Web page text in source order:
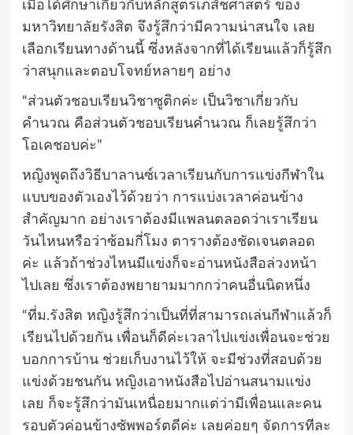
เมื่อได้ศึกษาเกี่ยวกับหลักสูตรเภสัชศาสตร์ ของ
มหาวิทยาลัยรังสิต จึงรู้สึกว่ามีความน่าสนใจ เลย
เลือกเรียนทางด้านนี้ ซึ่งหลังจากที่ได้เรียนแล้วก็รู้สึก
ว่าสนุกและตอบโจทย์หลายๆ อย่าง
“ส่วนตัวชอบเรียนวิชาซูติกค่ะ เป็นวิชาเกี่ยวกับ
คำนวณ คือส่วนตัวชอบเรียนคำนวณ ก็เลยรู้สึกว่า
โอเคชอบค่ะ”
หญิงพูดถึงวิธีบาลานซ์เวลาเรียนกับการแข่งกีฬาใน
แบบของตัวเองไว้ด้วยว่า การแบ่งเวลาค่อนข้าง
สำคัญมาก อย่างเราต้องมีแพลนตลอดว่าเราเรียน
วันไหนหรือว่าซ้อมกี่โมง ตารางต้องชัดเจนตลอด
ค่ะ แล้วถ้าช่วงไหนมีแข่งก็จะอ่านหนังสือล่วงหน้า
ไปเลย ซึ่งเราต้องพยายามมากกว่าคนอื่นนิดหนึ่ง
“ที่ม.รังสิต หญิงรู้สึกว่าเป็นที่ที่สามารถเล่นกีฬาแล้วก็
เรียนไปด้วยกัน เพื่อนก็ดีค่ะเวลาไปแข่งเพื่อนจะช่วย
บอกการบ้าน ช่วยเก็บงานไว้ให้ จะมีช่วงที่สอบด้วย
แข่งด้วยชนกัน หญิงเอาหนังสือไปอ่านสนามแข่ง
เลย ก็จะรู้สึกว่ามันเหนื่อยมากแต่ว่ามีเพื่อนและคน
รอบตัวค่อนข้างซัพพอร์ตดีค่ะ เลยค่อยๆ จัดการทีละ